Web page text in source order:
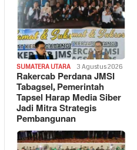
SUMATERA UTARA 3 Agustus 2026
Rakercab Perdana JMSI
Tabagsel, Pemerintah
Tapsel Harap Media Siber
Jadi Mitra Strategis
Pembangunan